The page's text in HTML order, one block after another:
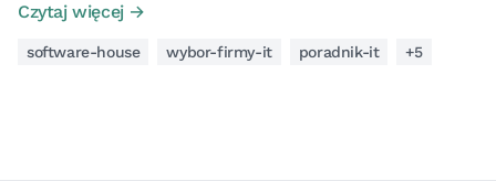
Czytaj więcej →
software-house wybor-firmy-it poradnik-it +5